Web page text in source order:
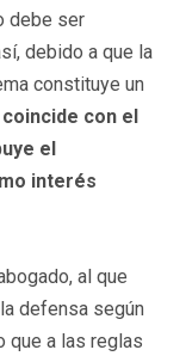
debe ser
debido a que la
constituye un
coincide con el
el
interés
al que
defensa según
que a las reglas